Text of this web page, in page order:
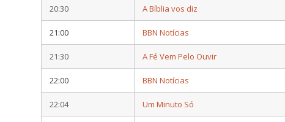
20:30 A Bíblia vos diz
21:00 BBN Notícias
21:30 A Fé Vem Pelo Ouvir
22:00 BBN Notícias
22:04 Um Minuto Só